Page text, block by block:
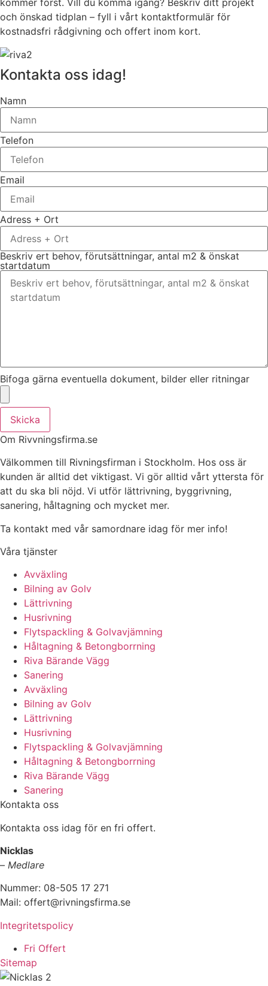
kommer först. Vill du komma igång? Beskriv ditt projekt
och önskad tidplan – fyll i vårt kontaktformulär för
kostnadsfri rådgivning och offert inom kort.
Kontakta oss idag!
Namn
Telefon
Email
Adress + Ort
Beskriv ert behov, förutsättningar, antal m2 & önskat
startdatum
Bifoga gärna eventuella dokument, bilder eller ritningar
Skicka
Om Rivvningsfirma.se
Välkommen till Rivningsfirman i Stockholm. Hos oss är
kunden är alltid det viktigast. Vi gör alltid vårt yttersta för
att du ska bli nöjd. Vi utför lättrivning, byggrivning,
sanering, håltagning och mycket mer.
Ta kontakt med vår samordnare idag för mer info!
Våra tjänster
Avväxling
Bilning av Golv
Lättrivning
Husrivning
Flytspackling & Golvavjämning
Håltagning & Betongborrning
Riva Bärande Vägg
Sanering
Avväxling
Bilning av Golv
Lättrivning
Husrivning
Flytspackling & Golvavjämning
Håltagning & Betongborrning
Riva Bärande Vägg
Sanering
Kontakta oss
Kontakta oss idag för en fri offert.
Nicklas
– Medlare
Nummer: 08-505 17 271
Mail: offert@rivningsfirma.se
Integritetspolicy
Fri Offert
Sitemap